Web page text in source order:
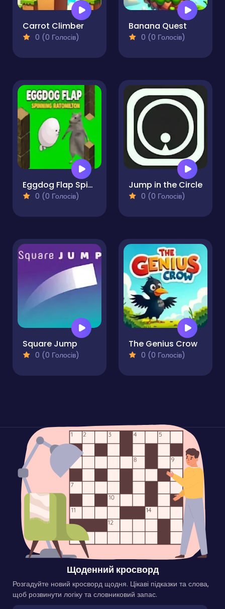
Carrot Climber
0 (0 Голосів)
Banana Quest
0 (0 Голосів)
Eggdog Flap Spinning Ratomilton
0 (0 Голосів)
Jump in the Circle
0 (0 Голосів)
Square Jump
0 (0 Голосів)
The Genius Crow
0 (0 Голосів)
Щоденний кросворд
Розгадуйте новий кросворд щодня. Цікаві підказки та слова,
щоб розвинути логіку та словниковий запас.